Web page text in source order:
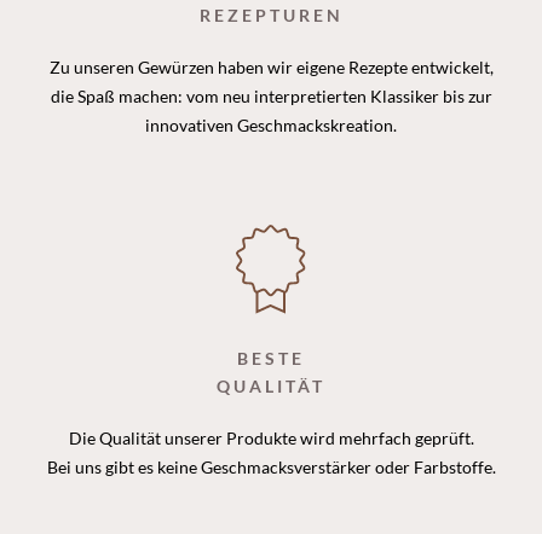
REZEPTUREN
Zu unseren Gewürzen haben wir eigene Rezepte entwickelt,
die Spaß machen: vom neu interpretierten Klassiker bis zur
innovativen Geschmackskreation.
BESTE
QUALITÄT
Die Qualität unserer Produkte wird mehrfach geprüft.
Bei uns gibt es keine Geschmacksverstärker oder Farbstoffe.